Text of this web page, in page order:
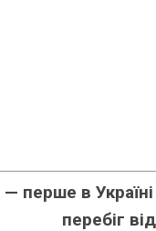
— перше в
перебіг